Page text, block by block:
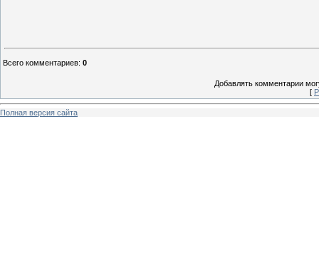
Всего комментариев: 0
Добавлять комментарии
[
Полная версия сайта